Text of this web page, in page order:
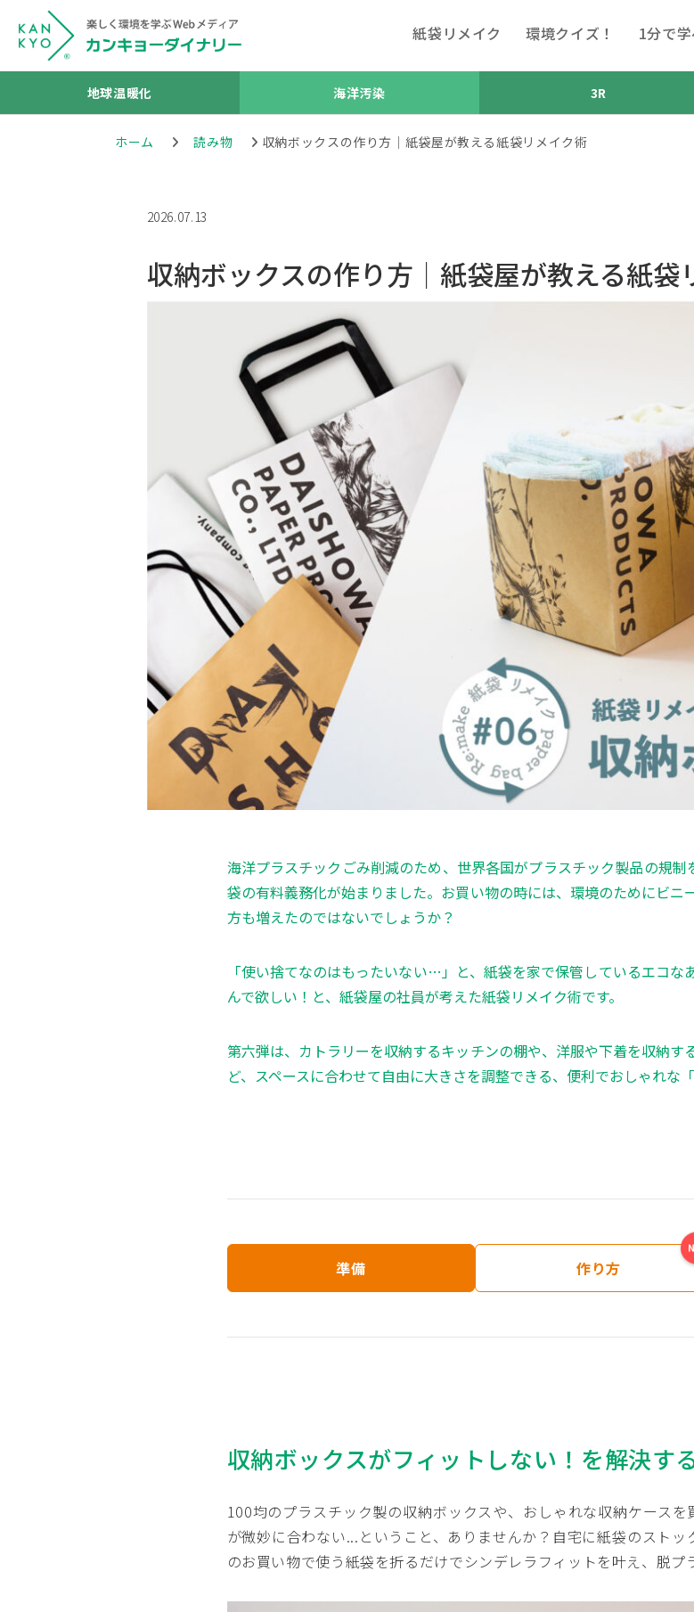
紙袋リメイク 環境クイズ！ 1分で
地球温暖化 海洋汚染 3R
ホーム 読み物 収納ボックスの作り方｜紙袋屋が教える紙袋リメイク術
2026.07.13
収納ボックスの作り方｜紙袋屋が教える紙袋
海洋プラスチックごみ削減のため、世界各国がプラスチック製品の規
袋の有料義務化が始まりました。お買い物の時には、環境のためにビ
方も増えたのではないでしょうか？
「使い捨てなのはもったいない…」と、紙袋を家で保管しているエコ
んで欲しい！と、紙袋屋の社員が考えた紙袋リメイク術です。
第六弾は、カトラリーを収納するキッチンの棚や、洋服や下着を収納
ど、スペースに合わせて自由に大きさを調整できる、便利でおしゃれな
準備 作り方
収納ボックスがフィットしない！を解決す
100均のプラスチック製の収納ボックスや、おしゃれな収納ケース
が微妙に合わない...ということ、ありませんか？自宅に紙袋のスト
のお買い物で使う紙袋を折るだけでシンデレラフィットを叶え、脱プ